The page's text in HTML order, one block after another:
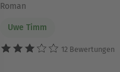
Roman
Uwe Timm
12 Bewertungen